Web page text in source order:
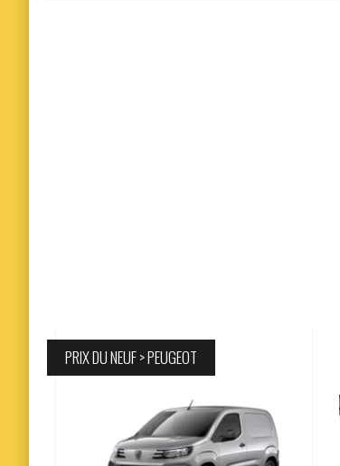
PRIX DU NEUF > PEUGEOT